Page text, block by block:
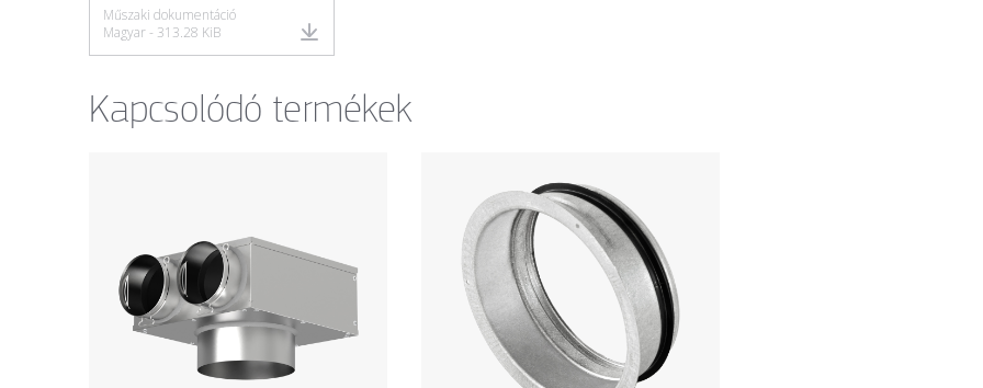
Műszaki dokumentáció
Magyar - 313.28 KiB
Kapcsolódó termékek